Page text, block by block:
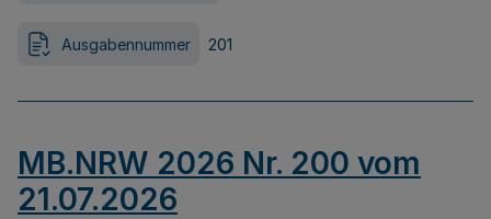
Ausgabennummer 201
MB.NRW 2026 Nr. 200 vom
21.07.2026